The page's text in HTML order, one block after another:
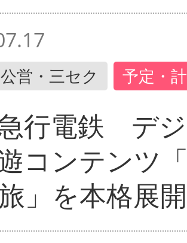
営・三セク 予定・
行電鉄 デ
コンテンツ
」を本格展開